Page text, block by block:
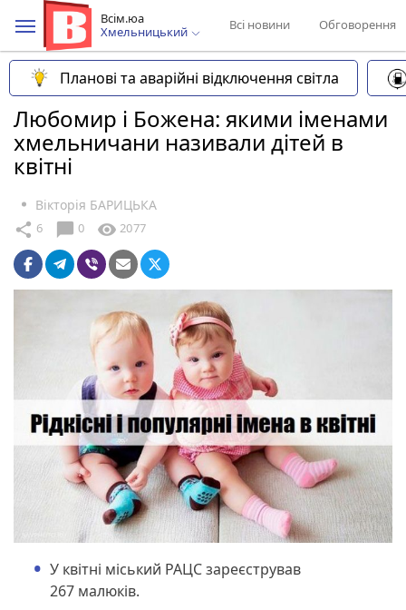
Всім.юа
Хмельницький
Всі новини Обговорення
Планові та аварійні відключення світла
Любомир і Божена: якими іменами
хмельничани називали дітей в
квітні
Вікторія БАРИЦЬКА
share 6 chat_bubble 0 visibility 2077
У квітні міський РАЦС зареєстрував
267 малюків.